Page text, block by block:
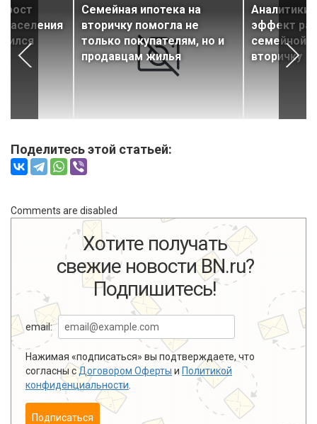
Семейная ипотека на
вторичку помогла не
только покупателям, но и
продавцам жилья
Аналитики
эффект
семейной
вторичку
Поделитесь этой статьей:
Comments are disabled
Хотите получать
свежие новости BN.ru?
Подпишитесь!
email:
Нажимая «подписаться» вы подтверждаете, что
согласны сДоговором Оферты и Политикой
конфиденциальности
Подписаться